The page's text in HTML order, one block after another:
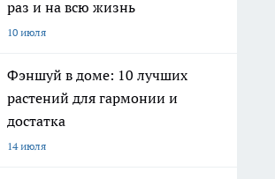
раз и на всю жизнь
10 июля
Фэншуй в доме: 10 лучших
растений для гармонии и
достатка
14 июля